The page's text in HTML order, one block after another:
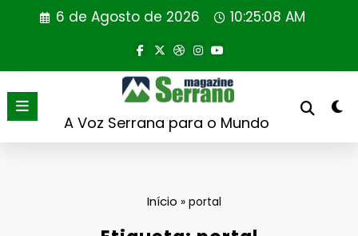
6 de Agosto de 2026 10:25:08 AM
A Voz Serrana para o Mundo
Início »portal